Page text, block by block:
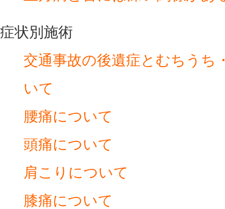
症状別施術
交通事故の後遺症とむちうち
いて
腰痛について
頭痛について
肩こりについて
膝痛について